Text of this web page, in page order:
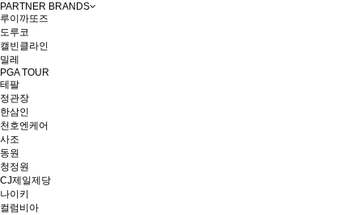
PARTNER BRANDS
루이까또즈
도루코
캘빈클라인
밀레
PGA TOUR
테팔
정관장
한삼인
천호엔케어
사조
동원
청정원
CJ제일제당
나이키
컬럼비아